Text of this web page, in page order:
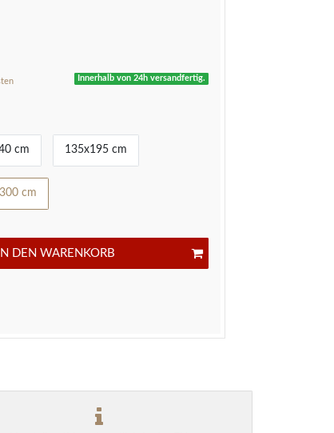
Innerhalb von 24h versandfertig.
cm 135x195 cm
cm
IN DEN WARENKORB